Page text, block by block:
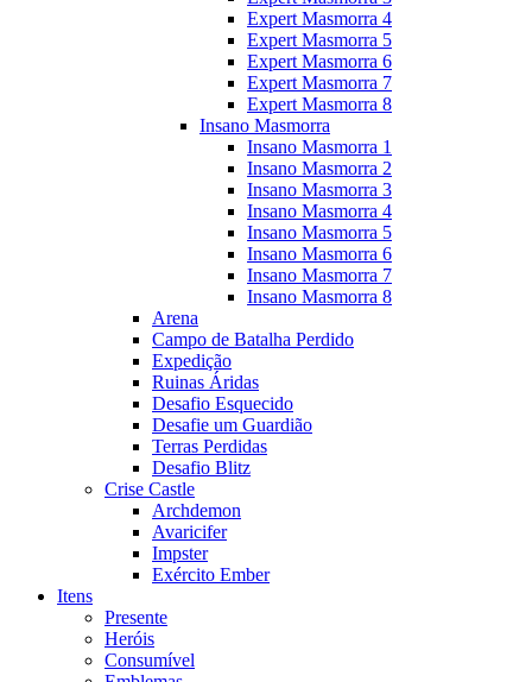
Expert Masmorra 4
Expert Masmorra 5
Expert Masmorra 6
Expert Masmorra 7
Expert Masmorra 8
Insano Masmorra
Insano Masmorra 1
Insano Masmorra 2
Insano Masmorra 3
Insano Masmorra 4
Insano Masmorra 5
Insano Masmorra 6
Insano Masmorra 7
Insano Masmorra 8
Arena
Campo de Batalha Perdido
Expedição
Ruinas Áridas
Desafio Esquecido
Desafie um Guardião
Terras Perdidas
Desafio Blitz
Crise Castle
Archdemon
Avaricifer
Impster
Exército Ember
Itens
Presente
Heróis
Consumível